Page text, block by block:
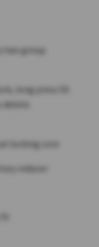
group
long press 5S
locking core
reducer